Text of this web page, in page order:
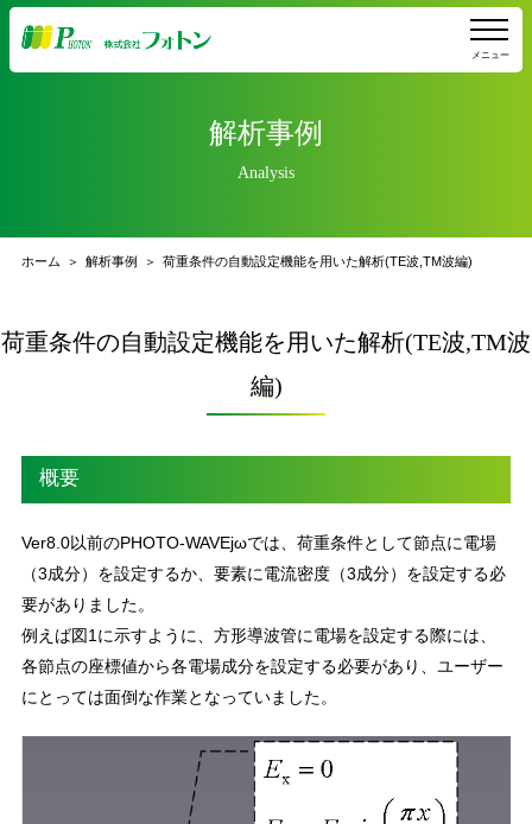
メニュー
解析事例
Analysis
ホーム 解析事例 荷重条件の自動設定機能を用いた解析(TE波,TM波編)
荷重条件の自動設定機能を用いた解析(TE波,TM波
編)
概要
Ver8.0以前のPHOTO-WAVEjωでは、荷重条件として節点に電場
（3成分）を設定するか、要素に電流密度（3成分）を設定する必
要がありました。
例えば図1に示すように、方形導波管に電場を設定する際には、
各節点の座標値から各電場成分を設定する必要があり、ユーザー
にとっては面倒な作業となっていました。